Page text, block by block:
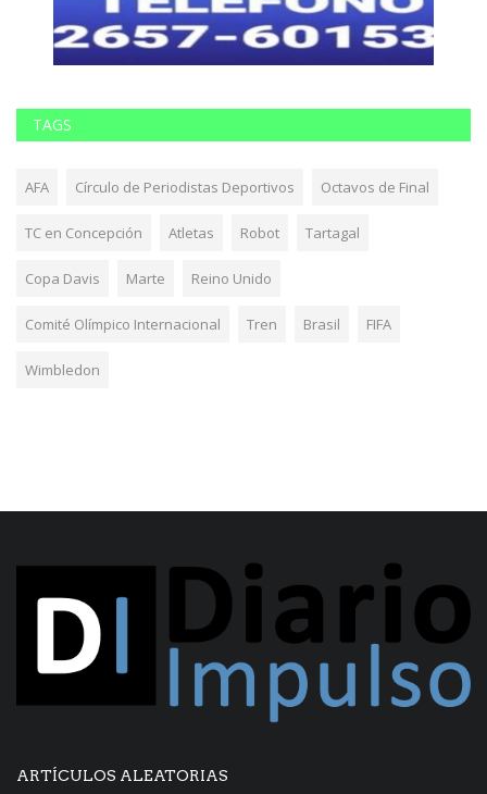
TAGS
AFA Círculo de Periodistas Deportivos Octavos de Final
TC en Concepción Atletas Robot Tartagal
Copa Davis Marte Reino Unido
Comité Olímpico Internacional Tren Brasil FIFA
Wimbledon
ARTÍCULOS ALEATORIAS